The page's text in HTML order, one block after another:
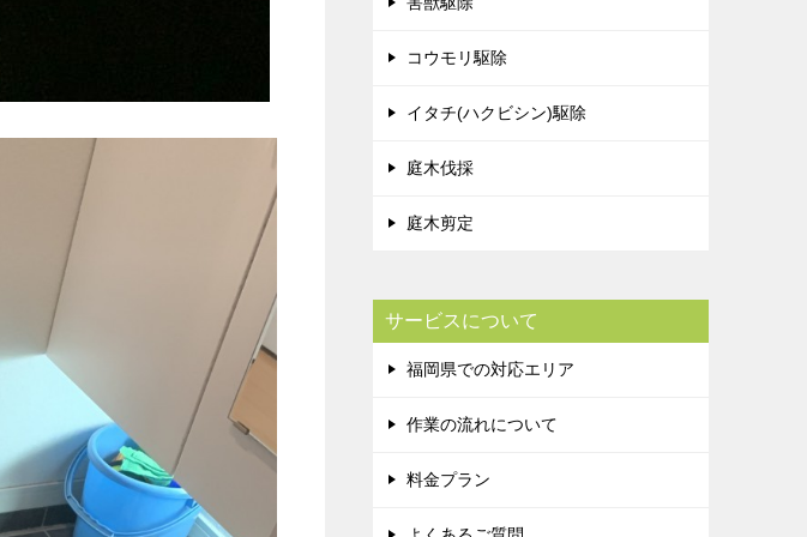
コウモリ駆除
イタチ(ハクビシン)駆除
庭木伐採
庭木剪定
サービスについて
福岡県での対応エリア
作業の流れについて
料金プラン